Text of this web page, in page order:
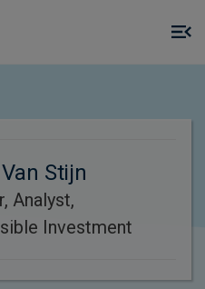
Stijn
Analyst,
Investment